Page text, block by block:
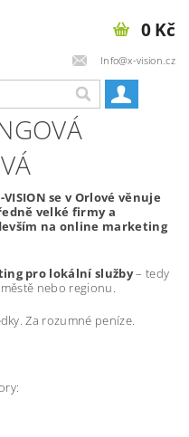
Info@x-vision.cz
0 Kč
se v Orlové věnuje
velké firmy a
na online marketing
pro lokální služby– tedy
nebo regionu.
Za rozumné peníze.